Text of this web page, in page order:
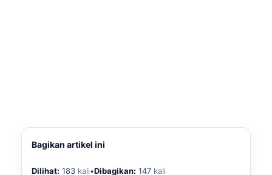
Bagikan artikel ini
Dilihat: 183 kali•Dibagikan: 147 kali